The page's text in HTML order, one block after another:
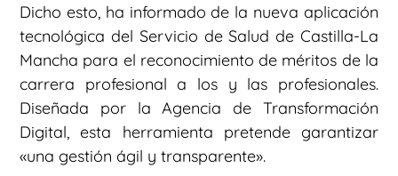
Dicho esto, ha informado de la nueva aplicación
tecnológica del Servicio de Salud de Castilla-La
Mancha para el reconocimiento de méritos de la
carrera profesional a los y las profesionales.
Diseñada por la Agencia de Transformación
Digital, esta herramienta pretende garantizar
«una gestión ágil y transparente».